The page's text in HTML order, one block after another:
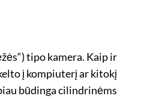
tipo kamera. Kaip ir
į kompiuterį ar kitokį
būdinga cilindrinėms